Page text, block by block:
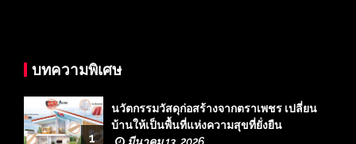
บทความพิเศษ
1
นวัตกรรมวัสดุก่อสร้างจากตราเพชร เปลี่ยน
บ้านให้เป็นพื้นที่แห่งความสุขที่ยั่งยืน
มีนาคม 13, 2026